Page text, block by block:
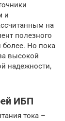
и
на
полезного
более. Но пока
высокой
надежности,
ИБП
тока –